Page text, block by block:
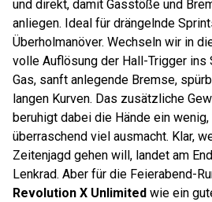
und direkt, damit Gasstöße und
anliegen. Ideal für drängelnde
Überholmanöver. Wechseln wir in
volle Auflösung der Hall-Trigger
Gas, sanft anlegende Bremse,
langen Kurven. Das zusätzliche
beruhigt dabei die Hände ein
überraschend viel ausmacht. Klar,
Zeitenjagd gehen will, landet am
Lenkrad. Aber für die Feierabend-
Revolution X Unlimited wie ein